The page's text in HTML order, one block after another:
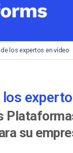
los expertos en vídeo
los
su